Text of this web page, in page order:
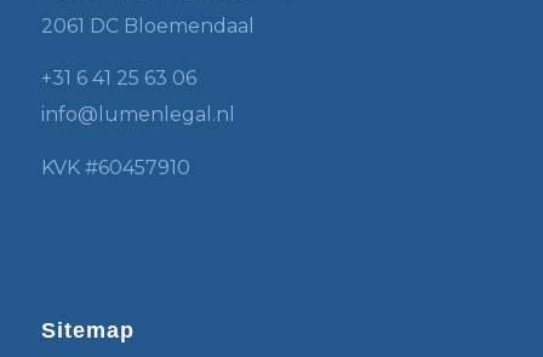
2061 DC Bloemendaal
+31 6 41 25 63 06
info@lumenlegal.nl
KVK #60457910
Sitemap